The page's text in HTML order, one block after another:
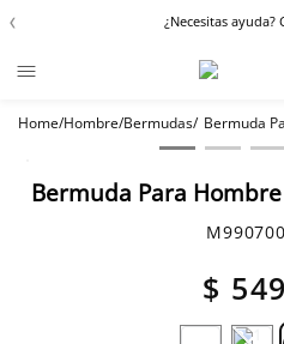
‹ ¿Necesitas ayuda?
Hombre Bermudas Bermuda
Bermuda Para Hombre
$ 549
Términos más buscados